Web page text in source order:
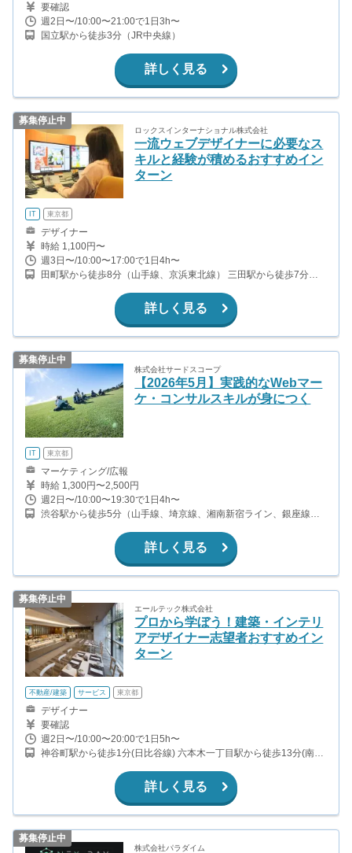
要確認
週2日〜/10:00〜21:00で1日3h〜
国立駅から徒歩3分（JR中央線）
詳しく見る
募集停止中
ロックスインターナショナル株式会社
一流ウェブデザイナーに必要なス
キルと経験が積めるおすすめイン
ターン
IT 東京都
デザイナー
時給 1,100円〜
週3日〜/10:00〜17:00で1日4h〜
田町駅から徒歩8分（山手線、京浜東北線） 三田駅から徒歩7分
詳しく見る
募集停止中
株式会社サードスコープ
【2026年5月】実践的なWebマー
ケ・コンサルスキルが身につく
IT 東京都
マーケティング/広報
時給 1,300円〜2,500円
週2日〜/10:00〜19:30で1日4h〜
渋谷駅から徒歩5分（山手線、埼京線、湘南新宿ライン、銀座線、
詳しく見る
募集停止中
エールテック株式会社
プロから学ぼう！建築・インテリ
アデザイナー志望者おすすめイン
ターン
不動産/建築 サービス 東京都
デザイナー
要確認
週2日〜/10:00〜20:00で1日5h〜
神谷町駅から徒歩1分(日比谷線) 六本木一丁目駅から徒歩13分(南北
詳しく見る
募集停止中
株式会社パラダイム